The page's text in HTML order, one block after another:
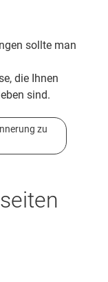
sollte man
die Ihnen
sind.
zu